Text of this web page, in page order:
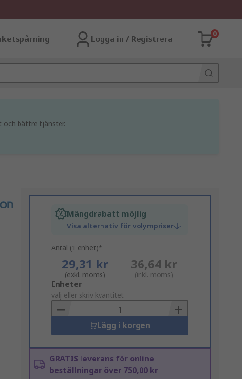
Logga in / Registrera
0
och bättre tjänster.
Mängdrabatt möjlig
Visa alternativ för volympriser
Antal (1 enhet)*
29,31 kr
(exkl. moms)
36,64 kr
(inkl. moms)
Add
to
Basket
Enheter
välj eller skriv kvantitet
Lägg i korgen
GRATIS leverans för online
beställningar över 750,00 kr